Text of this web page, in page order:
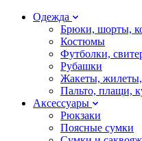
Одежда
Брюки, шорты,
Костюмы
Футболки,
Рубашки
Жакеты,
Пальто, плащи,
Аксессуары
Рюкзаки
Поясные сумки